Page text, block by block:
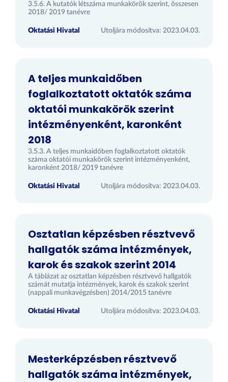
3.5.6. A kutatók létszáma munkakörök szerint, összesen
2018/ 2019 tanévre
Oktatási Hivatal Utoljára módosítva: 2023.04.03.
A teljes munkaidőben
foglalkoztatott oktatók száma
oktatói munkakörök szerint
intézményenként, karonként
2018
3.5.3. A teljes munkaidőben foglalkoztatott oktatók
száma oktatói munkakörök szerint intézményenként,
karonként 2018/ 2019 tanévre
Oktatási Hivatal Utoljára módosítva: 2023.04.03.
Osztatlan képzésben résztvevő
hallgatók száma intézmények,
karok és szakok szerint 2014
A táblázat az osztatlan képzésben résztvevő hallgatók
számát mutatja intézmények, karok és szakok szerint
(nappali munkavégzésben) 2014/2015 tanévre
Oktatási Hivatal Utoljára módosítva: 2023.04.03.
Mesterképzésben résztvevő
hallgatók száma intézmények,